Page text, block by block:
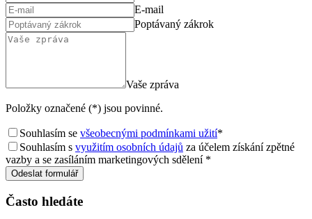
E-mail
Poptávaný zákrok
Vaše zpráva
Položky označené (*) jsou povinné.
Souhlasím se všeobecnými podmínkami užití*
Souhlasím s využitím osobních údajů za účelem získání zpětné
vazby a se zasíláním marketingových sdělení *
Odeslat formulář
Často hledáte